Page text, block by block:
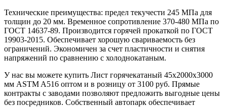
Технические преимущества: предел текучести 245 МПа для
толщин до 20 мм. Временное сопротивление 370-480 МПа по
ГОСТ 14637-89. Производится горячей прокаткой по ГОСТ
19903-2015. Обеспечивает хорошую свариваемость без
ограничений. Экономичен за счет пластичности и снятия
напряжений по сравнению с холоднокатаным.
У нас вы можете купить Лист горячекатаный 45х2000х3000
мм ASTM A516 оптом и в розницу от 3100 руб. Прямые
контракты с заводами позволяют предложить выгодные цены
без посредников. Собственный автопарк обеспечивает